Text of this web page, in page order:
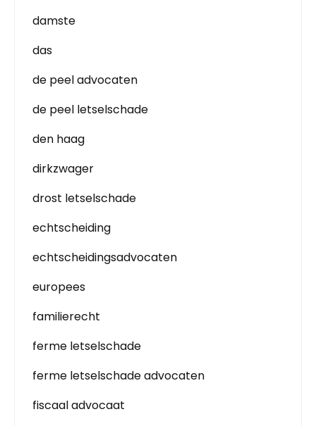
damste
das
de peel advocaten
de peel letselschade
den haag
dirkzwager
drost letselschade
echtscheiding
echtscheidingsadvocaten
europees
familierecht
ferme letselschade
ferme letselschade advocaten
fiscaal advocaat